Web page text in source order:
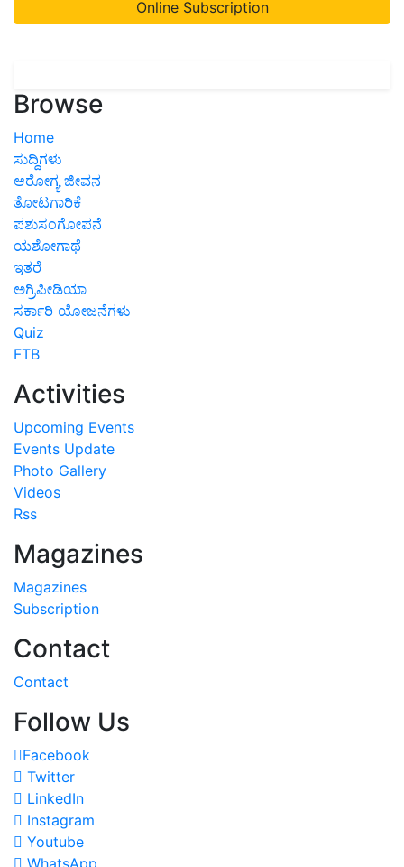
Online Subscription
Browse
Home
ಸುದ್ದಿಗಳು
ಆರೋಗ್ಯ ಜೀವನ
ತೋಟಗಾರಿಕೆ
ಪಶುಸಂಗೋಪನೆ
ಯಶೋಗಾಥೆ
ಇತರೆ
ಅಗ್ರಿಪೀಡಿಯಾ
ಸರ್ಕಾರಿ ಯೋಜನೆಗಳು
Quiz
FTB
Activities
Upcoming Events
Events Update
Photo Gallery
Videos
Rss
Magazines
Magazines
Subscription
Contact
Contact
Follow Us
Facebook
Twitter
LinkedIn
Instagram
Youtube
WhatsApp